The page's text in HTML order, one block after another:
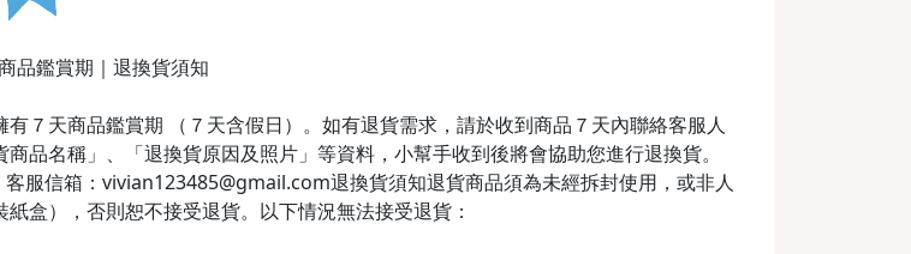
品鑑賞期｜退換貨須知
７天商品鑑賞期 （７天含假日）。如有退貨需求，請於收到商品７天內聯絡客服人
品名稱」、「退換貨原因及照片」等資料，小幫手收到後將會協助您進行退換貨。
服信箱：vivian123485@gmail.com退換貨須知退貨商品須為未經拆封使用，或非人
盒），否則恕不接受退貨。以下情況無法接受退貨：